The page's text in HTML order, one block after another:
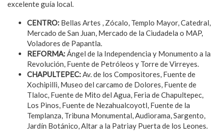
excelente guía local.
CENTRO: Bellas Artes , Zócalo, Templo Mayor, Catedral,
Mercado de San Juan, Mercado de la Ciudadela o MAP,
Voladores de Papantla.
REFORMA:Ángel de la Independencia y Monumento a la
Revolución, Fuente de Petróleos y Torre de Virreyes.
CHAPULTEPEC:Av. de los Compositores, Fuente de
Xochipilli, Museo del carcamo de Dolores, Fuente de
Tlaloc, Fuente de Mito del Agua, Feria de Chapultepec,
Los Pinos, Fuente de Nezahualcoyotl, Fuente de la
Templanza, Tribuna Monumental, Audiorama, Sargento,
Jardín Botánico, Altar a la Patriay Puerta de los Leones.